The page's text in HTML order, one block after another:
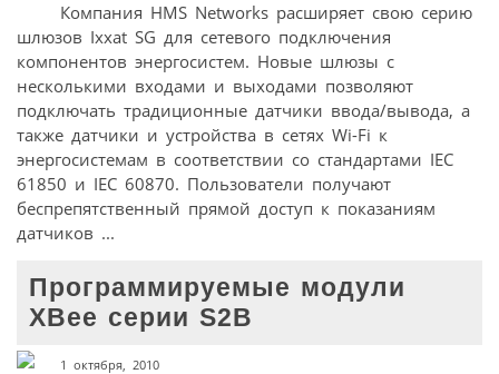
Компания HMS Networks расширяет свою серию
шлюзов Ixxat SG для сетевого подключения
компонентов энергосистем. Новые шлюзы с
несколькими входами и выходами позволяют
подключать традиционные датчики ввода/вывода, а
также датчики и устройства в сетях Wi-Fi к
энергосистемам в соответствии со стандартами IEC
61850 и IEC 60870. Пользователи получают
беспрепятственный прямой доступ к показаниям
датчиков ...
Программируемые модули
XBee серии S2B
1 октября, 2010